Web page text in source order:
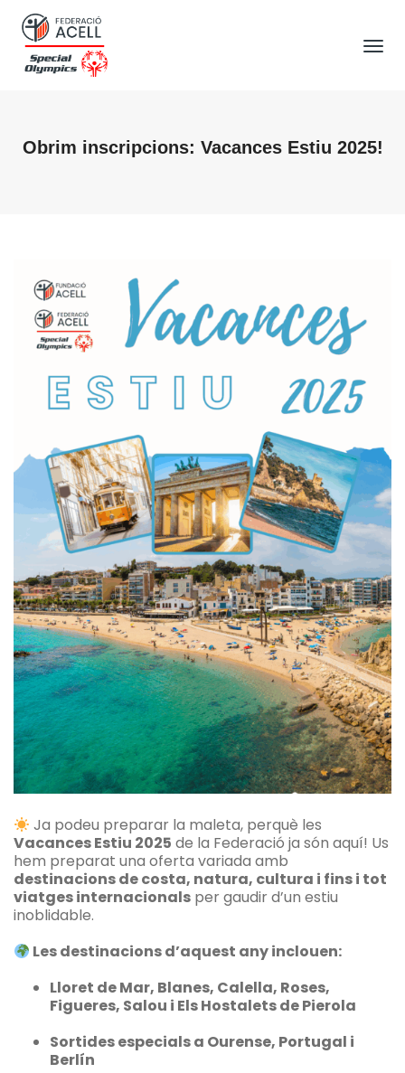
Obrim inscripcions: Vacances Estiu 2025!
Ja podeu preparar la maleta, perquè les
Vacances Estiu 2025 de la Federació ja són aquí! Us
hem preparat una oferta variada amb
destinacions de costa, natura, cultura i fins i tot
viatges internacionals per gaudir d’un estiu
inoblidable.
Les destinacions d’aquest any inclouen:
Lloret de Mar, Blanes, Calella, Roses,
Figueres, Salou i Els Hostalets de Pierola
Sortides especials a Ourense, Portugal i
Berlín